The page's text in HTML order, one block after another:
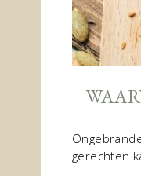
gerechten